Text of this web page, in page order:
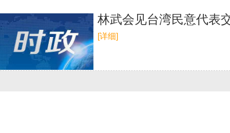
林武会见台湾民意代表
[详细]